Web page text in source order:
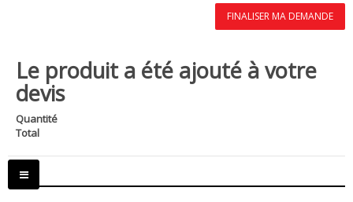
FINALISER MA DEMANDE
Le produit a été ajouté à votre
devis
Quantité
Total
Basculer
la